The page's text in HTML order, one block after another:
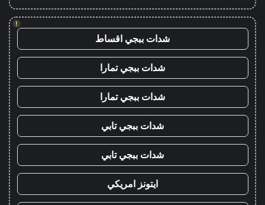
!
شدات ببجي اقساط
شدات ببجي تمارا
شدات ببجي تمارا
شدات ببجي تابي
شدات ببجي تابي
ايتونز امريكي